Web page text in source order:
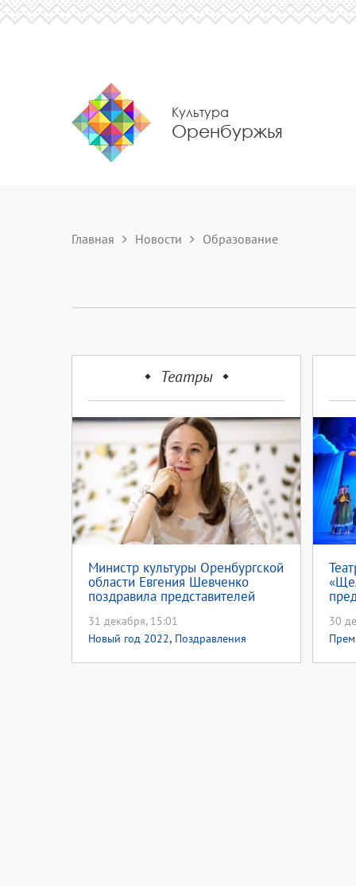
Культура
Оренбуржья
Главная Новости Образование
Театры
Министр культуры Оренбургской
области Евгения Шевченко
поздравила представителей
31 декабря, 15:01
Новый год 2022, Поздравления
30